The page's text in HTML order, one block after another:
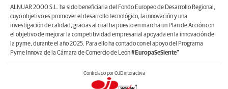
ALNUAR 2000 S.L. ha sido beneficiaria del Fondo Europeo de Desarrollo Regional,
cuyo objetivo es promover el desarrollo tecnológico, la innovación y una
investigación de calidad, gracias al cual ha puesto en marcha un Plan de Acción con
el objetivo de mejorar la competitividad empresarial apoyada en la innovación de
la pyme, durante el año 2025. Para ello ha contado con el apoyo del Programa
Pyme Innova de la Cámara de Comercio de León#EuropaSeSiente”
Controlado por OJDinteractiva